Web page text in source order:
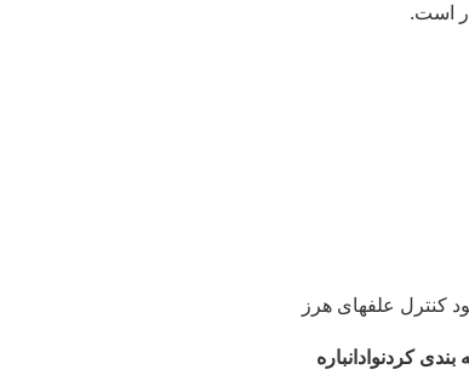
است.
بندی کردنواد انباره